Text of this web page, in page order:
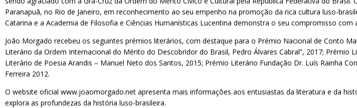
Paranapuã, no Rio de Janeiro, em reconhecimento ao seu empenho na promoção da rica cultura luso-
Catarina e a Academia de Filosofia e Ciências Humanísticas Lucentina demonstra o seu compromisso
João Morgado recebeu os seguintes prémios literários, com destaque para o Prémio Nacional de Conto
Literário da Ordem Internacional do Mérito do Descobridor do Brasil, Pedro Álvares Cabral”, 2017;
Literário de Poesia Arandis – Manuel Neto dos Santos, 2015; Prémio Literário Fundação Dr. Luís Rainha
Ferreira 2012.
O website oficial www.joaomorgado.net apresenta mais informações aos entusiastas da literatura e da
explora as profundezas da história luso-brasileira.